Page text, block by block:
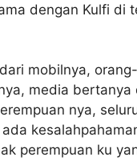
dengan Kulfi di
mobilnya,
media bertanya
nya,
perempuan ku